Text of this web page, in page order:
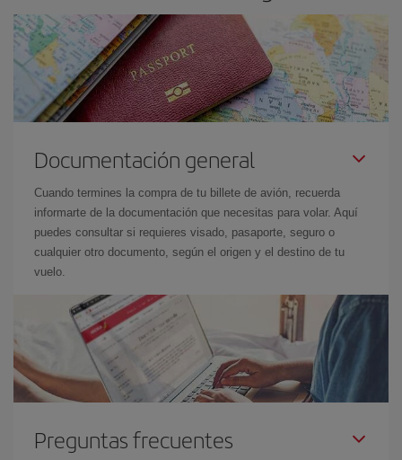
Documentación general
Cuando termines la compra de tu billete de avión, recuerda
informarte de la documentación que necesitas para volar. Aquí
puedes consultar si requieres visado, pasaporte, seguro o
cualquier otro documento, según el origen y el destino de tu
vuelo.
Preguntas frecuentes